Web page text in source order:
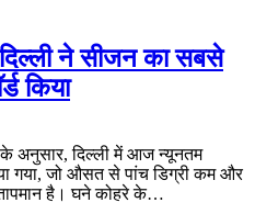
ने सीजन का सबसे
किया
के अनुसार, दिल्ली में आज न्यूनतम
गया, जो औसत से पांच डिग्री कम और
है। घने कोहरे के…